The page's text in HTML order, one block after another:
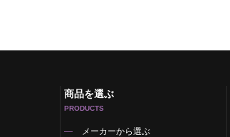
商品を選ぶ
PRODUCTS
メーカーから選ぶ